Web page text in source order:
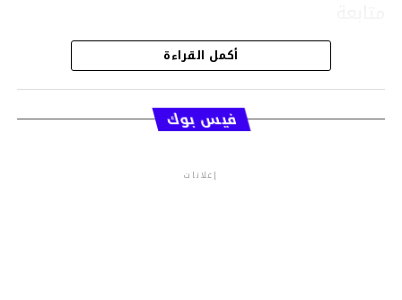
قسم الاخبار
أكمل القراءة
فيس بوك
إعلانات